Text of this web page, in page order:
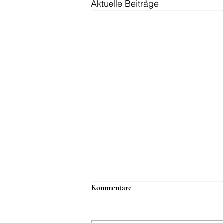
Aktuelle Beiträge
Goldener Käfig oder echte
Kommentare